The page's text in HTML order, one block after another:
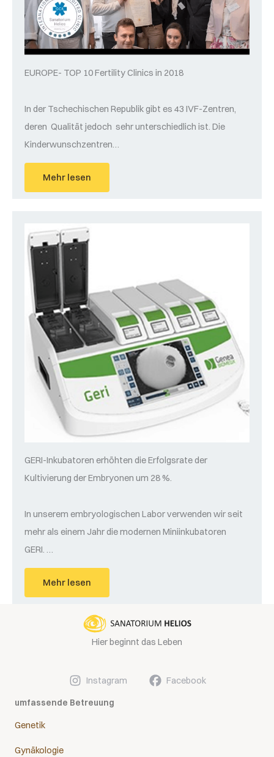
EUROPE- TOP 10 Fertility Clinics in 2018
In der Tschechischen Republik gibt es 43 IVF-Zentren,
deren Qualität jedoch sehr unterschiedlich ist. Die
Kinderwunschzentren…
Mehr lesen
GERI-Inkubatoren erhöhten die Erfolgsrate der
Kultivierung der Embryonen um 28 %.
In unserem embryologischen Labor verwenden wir seit
mehr als einem Jahr die modernen Miniinkubatoren
GERI. …
Mehr lesen
Hier beginnt das Leben
Instagram Facebook
umfassende Betreuung
Genetik
Gynäkologie